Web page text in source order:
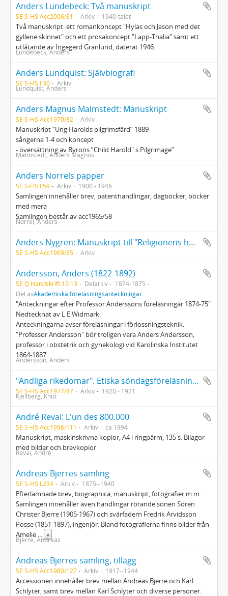
Anders Lundebeck: Två manuskript
SE S-HS Acc2006/31 Arkiv 1940-talet
Två manuskript: ett romankoncept "Hylas och Jason med det
gyllene skinnet" och ett prosakoncept "Lapp-Thalia" samt ett
utlåtande av Ingegerd Granlund, daterat 1946.
Lundebeck, Anders
Anders Lundquist: Självbiografi
SE S-HS Il30 Arkiv
Lundquist, Anders
Anders Magnus Malmstedt: Manuskript
SE S-HS Acc1970/82 Arkiv
Manuskript ”Ung Harolds pilgrimsfärd” 1889
sångerna 1-4 och koncept
- översättning av Byrons ”Child Harold´s Pilgrimage”
Malmstedt, Anders Magnus
Anders Norrels papper
SE S-HS L59 Arkiv 1900 - 1946
Samlingen innehåller brev, patenthandlingar, dagböcker, böcker
med mera
Samlingen består av acc1965/58
Norrel, Anders
Anders Nygren: Manuskript till "Religionens hemligheter..." (Kopia)
SE S-HS Acc1969/35 Arkiv
Andersson, Anders (1822-1892)
SE Q Handskrift 12:13 Delarkiv
1874-1875
Del avAkademiska föreläsningsanteckningar
"Anteckningar efter Professor Anderssons föreläsningar 1874-75"
Nedtecknat av L E Widmark.
Anteckningarna avser föreläsningar i förlossningsteknik.
"Professor Andersson" bör troligen vara Anders Andersson,
professor i obstetrik och gynekologi vid Karolinska Institutet
1864-1887.
Andersson, Anders
"Andliga rikedomar". Etiska söndagsföreläsningar av professor Knut Kjellberg. Stockholms Arbetareinstitut, våren 1920 samt arbetsåret 1920-21. Stenografiskt referat.
SE S-HS Acc1977/87 Arkiv 1920 - 1921
Kjellberg, Knut
André Revai: L'un des 800.000
SE S-HS Acc1996/111 Arkiv ca 1994
Manuskript, maskinskrivna kopior, A4 i ringpärm, 135 s. Bilagor
med bilder och brevkopior
Revai, André
Andreas Bjerres samling
SE S-HS L234 Arkiv 1875--1940
Efterlämnade brev, biographica, manuskript, fotografier m.m.
Samlingen innehåller även handlingar rörande sonen Sören
Christer Bjerre (1905-1967) och svärfadern Fredrik Arvidsson
Posse (1851-1897), ingenjör. Bland fotografierna finns bilder från
Amelie ... »
Bjerre, Andreas
Andreas Bjerres samling, tillägg
SE S-HS Acc1980/127 Arkiv 1917--1944
Accessionen innehåller brev mellan Andreas Bjerre och Karl
Schlyter, samt brev mellan Karl Schlyter och diverse personer.